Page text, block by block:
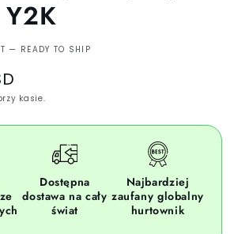
— READY TO SHIP
kasie.
Dostępna
dostawa na cały
świat
Najbardziej
zaufany globalny
hurtownik